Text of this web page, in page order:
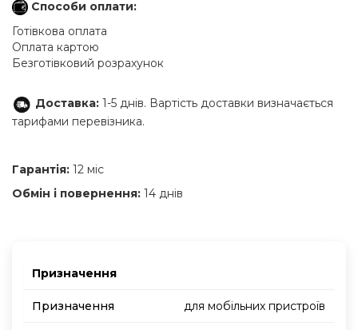
Способи оплати:
Готівкова оплата
Оплата картою
Безготівковий розрахунок
Доставка: 1-5 днів. Вартість доставки визначається
тарифами перевізника.
Гарантія: 12 міс
Обмін і повернення: 14 днів
Призначення
Призначення для мобільних пристроїв